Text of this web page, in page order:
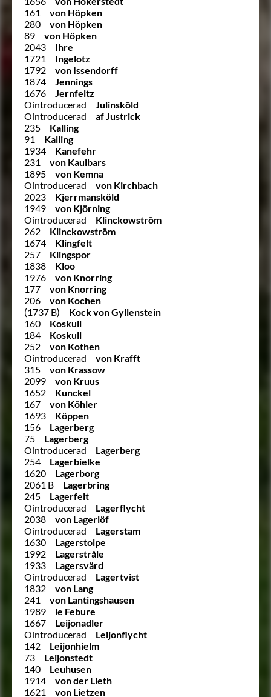
161
von Höpken
280
von Höpken
89
von Höpken
2043
Ihre
1721
Ingelotz
1792
von Issendorff
1874
Jennings
1676
Jernfeltz
Ointroducerad
Julinsköld
Ointroducerad
af Justrick
235
Kalling
91
Kalling
1934
Kanefehr
231
von Kaulbars
1895
von Kemna
Ointroducerad
von Kirchbach
2023
Kjerrmansköld
1949
von Kjörning
Ointroducerad
Klinckowström
262
Klinckowström
1674
Klingfelt
257
Klingspor
1838
Kloo
1976
von Knorring
177
von Knorring
206
von Kochen
(1737 B)
Kock von Gyllenstein
160
Koskull
184
Koskull
252
von Kothen
Ointroducerad
von Krafft
315
von Krassow
2099
von Kruus
1652
Kunckel
167
von Köhler
1693
Köppen
156
Lagerberg
75
Lagerberg
Ointroducerad
Lagerberg
254
Lagerbielke
1620
Lagerborg
2061 B
Lagerbring
245
Lagerfelt
Ointroducerad
Lagerflycht
2038
von Lagerlöf
Ointroducerad
Lagerstam
1630
Lagerstolpe
1992
Lagerstråle
1933
Lagersvärd
Ointroducerad
Lagertvist
1832
von Lang
241
von Lantingshausen
1989
le Febure
1667
Leijonadler
Ointroducerad
Leijonflycht
142
Leijonhielm
73
Leijonstedt
140
Leuhusen
1914
von der Lieth
1621
von Lietzen